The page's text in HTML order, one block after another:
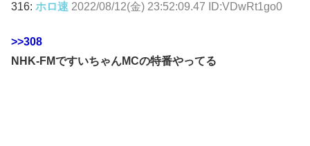
316: ホロ速 2022/08/12(金) 23:52:09.47 ID:VDwRt1go0
>>308
NHK-FMですいちゃんMCの特番やってる